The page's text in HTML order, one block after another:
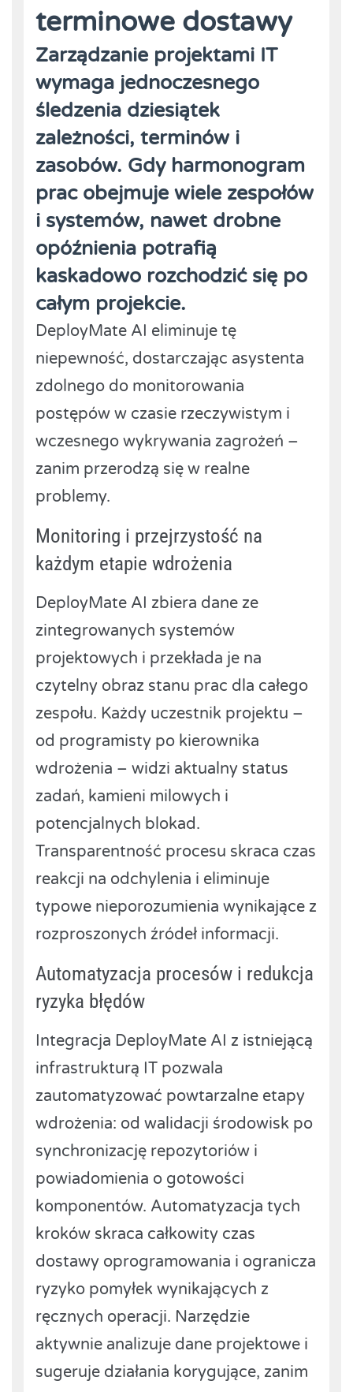
terminowe dostawy
Zarządzanie projektami IT
wymaga jednoczesnego
śledzenia dziesiątek
zależności, terminów i
zasobów. Gdy harmonogram
prac obejmuje wiele zespołów
i systemów, nawet drobne
opóźnienia potrafią
kaskadowo rozchodzić się po
całym projekcie.
DeployMate AI eliminuje tę
niepewność, dostarczając asystenta
zdolnego do monitorowania
postępów w czasie rzeczywistym i
wczesnego wykrywania zagrożeń –
zanim przerodzą się w realne
problemy.
Monitoring i przejrzystość na
każdym etapie wdrożenia
DeployMate AI zbiera dane ze
zintegrowanych systemów
projektowych i przekłada je na
czytelny obraz stanu prac dla całego
zespołu. Każdy uczestnik projektu –
od programisty po kierownika
wdrożenia – widzi aktualny status
zadań, kamieni milowych i
potencjalnych blokad.
Transparentność procesu skraca czas
reakcji na odchylenia i eliminuje
typowe nieporozumienia wynikające z
rozproszonych źródeł informacji.
Automatyzacja procesów i redukcja
ryzyka błędów
Integracja DeployMate AI z istniejącą
infrastrukturą IT pozwala
zautomatyzować powtarzalne etapy
wdrożenia: od walidacji środowisk po
synchronizację repozytoriów i
powiadomienia o gotowości
komponentów. Automatyzacja tych
kroków skraca całkowity czas
dostawy oprogramowania i ogranicza
ryzyko pomyłek wynikających z
ręcznych operacji. Narzędzie
aktywnie analizuje dane projektowe i
sugeruje działania korygujące, zanim